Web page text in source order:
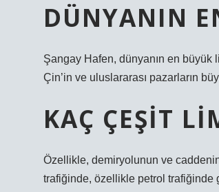
DÜNYANIN
Şangay Hafen, dünyanın en büyük
Çin’in ve uluslararası pazarların
KAÇ ÇEŞIT
Özellikle, demiryolunun ve
trafiğinde, özellikle petrol trafiğinde